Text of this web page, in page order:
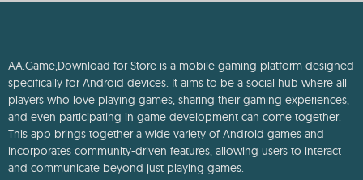
AA.Game,Download for Store is a mobile gaming platform designed
specifically for Android devices. It aims to be a social hub where all
players who love playing games, sharing their gaming experiences,
and even participating in game development can come together.
This app brings together a wide variety of Android games and
incorporates community-driven features, allowing users to interact
and communicate beyond just playing games.